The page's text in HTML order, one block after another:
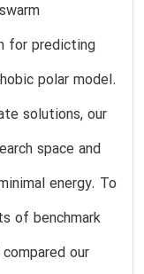
for predicting
polar model.
solutions, our
space and
energy. To
of benchmark
our